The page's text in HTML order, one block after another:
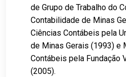
de Grupo de Trabalho do
Contabilidade de Minas
Ciências Contábeis pela
de Minas Gerais (1993) e
Contábeis pela Fundação
(2005).